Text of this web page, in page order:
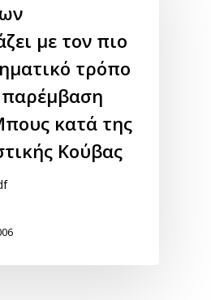
με τον πιο
τρόπο
κατά της
Κούβας